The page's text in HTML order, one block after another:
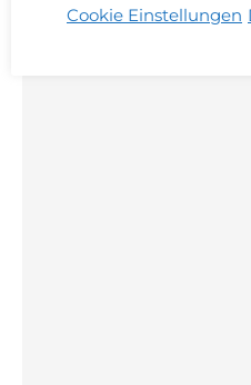
Cookie Einstellungen